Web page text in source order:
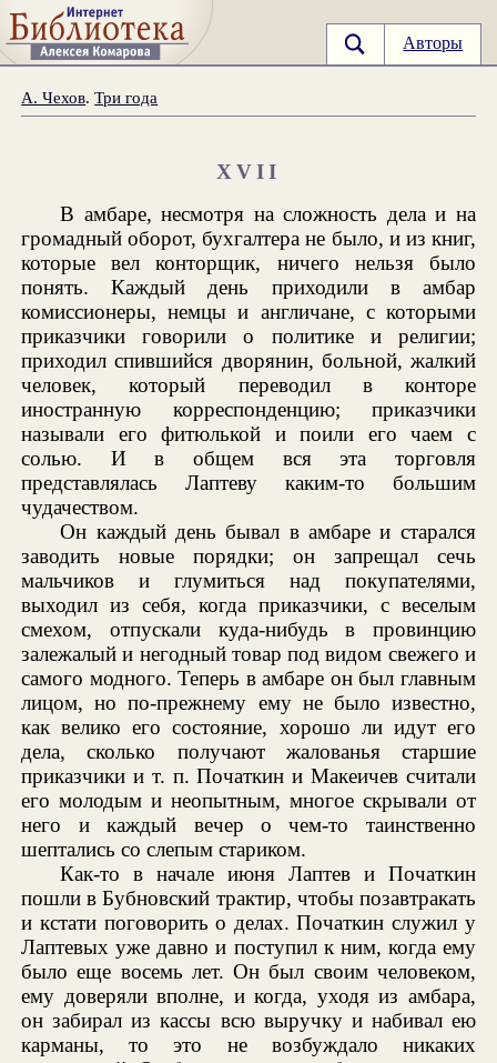
Авторы
А. Чехов.Три года
XVII
В амбаре, несмотря на сложность дела и на
громадный оборот, бухгалтера не было, и из книг,
которые вел конторщик, ничего нельзя было
понять. Каждый день приходили в амбар
комиссионеры, немцы и англичане, с которыми
приказчики говорили о политике и религии;
приходил спившийся дворянин, больной, жалкий
человек, который переводил в конторе
иностранную корреспонденцию; приказчики
называли его фитюлькой и поили его чаем с
солью. И в общем вся эта торговля
представлялась Лаптеву каким-то большим
чудачеством.
Он каждый день бывал в амбаре и старался
заводить новые порядки; он запрещал сечь
мальчиков и глумиться над покупателями,
выходил из себя, когда приказчики, с веселым
смехом, отпускали куда-нибудь в провинцию
залежалый и негодный товар под видом свежего и
самого модного. Теперь в амбаре он был главным
лицом, но по-прежнему ему не было известно,
как велико его состояние, хорошо ли идут его
дела, сколько получают жалованья старшие
приказчики и т. п. Початкин и Макеичев считали
его молодым и неопытным, многое скрывали от
него и каждый вечер о чем-то таинственно
шептались со слепым стариком.
Как-то в начале июня Лаптев и Початкин
пошли в Бубновский трактир, чтобы позавтракать
и кстати поговорить о делах. Початкин служил у
Лаптевых уже давно и поступил к ним, когда ему
было еще восемь лет. Он был своим человеком,
ему доверяли вполне, и когда, уходя из амбара,
он забирал из кассы всю выручку и набивал ею
карманы, то это не возбуждало никаких